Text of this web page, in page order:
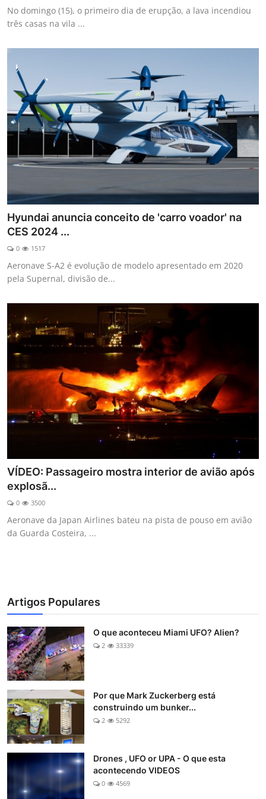
No domingo (15), o primeiro dia de erupção, a lava incendiou
três casas na vila ...
Hyundai anuncia conceito de 'carro voador' na
CES 2024 ...
0 1517
Aeronave S-A2 é evolução de modelo apresentado em 2020
pela Supernal, divisão de...
VÍDEO: Passageiro mostra interior de avião após
explosã...
0 3500
Aeronave da Japan Airlines bateu na pista de pouso em avião
da Guarda Costeira, ...
Artigos Populares
O que aconteceu Miami UFO? Alien?
2 33339
Por que Mark Zuckerberg está
construindo um bunker...
2 5292
Drones , UFO or UPA - O que esta
acontecendo VIDEOS
0 4569